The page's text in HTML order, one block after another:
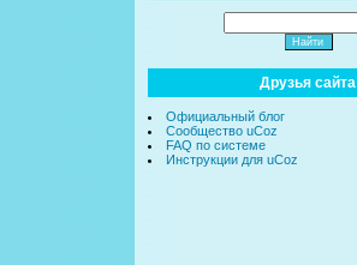
Друзья сайта
Официальный блог
Сообщество uCoz
FAQ по системе
Инструкции для uCoz